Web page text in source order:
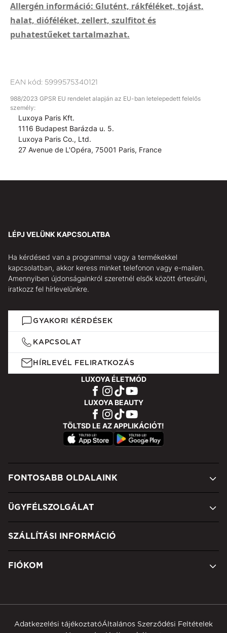
Allergén információ: Glutént, rákféléket, tojást,
halat, dióféléket, zellert, szulfitot és
puhatestűeket tartalmazhat.
EAN kód: 5999575340121
988/2023 GPSR EU rendelet alapján az EU-ban letelepedett felelős
személy:
Luxoya Paris Kft.
1116 Budapest Barázda u. 5.
Luxoya Paris Co., Ltd.
27 Avenue de L'Opéra, 75001 Paris, France
LÉPJ VELÜNK KAPCSOLATBA
Ha kérdésed van a programmal vagy a termékekkel
kapcsolatban, akkor keress minket telefonon vagy e-mailen.
Amennyiben újdonságainkról szeretnél elsők között értesülni,
iratkozz fel hírlevelünkre.
GYAKORI KÉRDÉSEK
KAPCSOLAT
HÍRLEVÉL FELIRATKOZÁS
LUXOYA ÉLETMÓD
LUXOYA BEAUTY
TÖLTSD LE AZ APPLIKÁCIÓT!
FONTOSABB OLDALAINK
ÜGYFÉLSZOLGÁLAT
SZÁLLÍTÁSI INFORMÁCIÓ
FIÓKOM
Adatkezelési tájékoztatóÁltalános Szerződési Feltételek